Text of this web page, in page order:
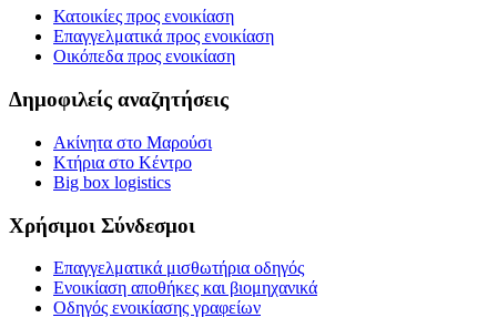
Κατοικίες προς ενοικίαση
Επαγγελματικά προς ενοικίαση
Οικόπεδα προς ενοικίαση
Δημοφιλείς αναζητήσεις
Ακίνητα στο Μαρούσι
Κτήρια στο Κέντρο
Big box logistics
Χρήσιμοι Σύνδεσμοι
Επαγγελματικά μισθωτήρια οδηγός
Ενοικίαση αποθήκες και βιομηχανικά
Οδηγός ενοικίασης γραφείων